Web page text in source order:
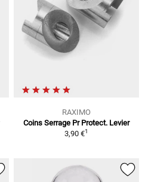
RAXIMO
Coins Serrage Pr Protect. Levier
3,90 €1